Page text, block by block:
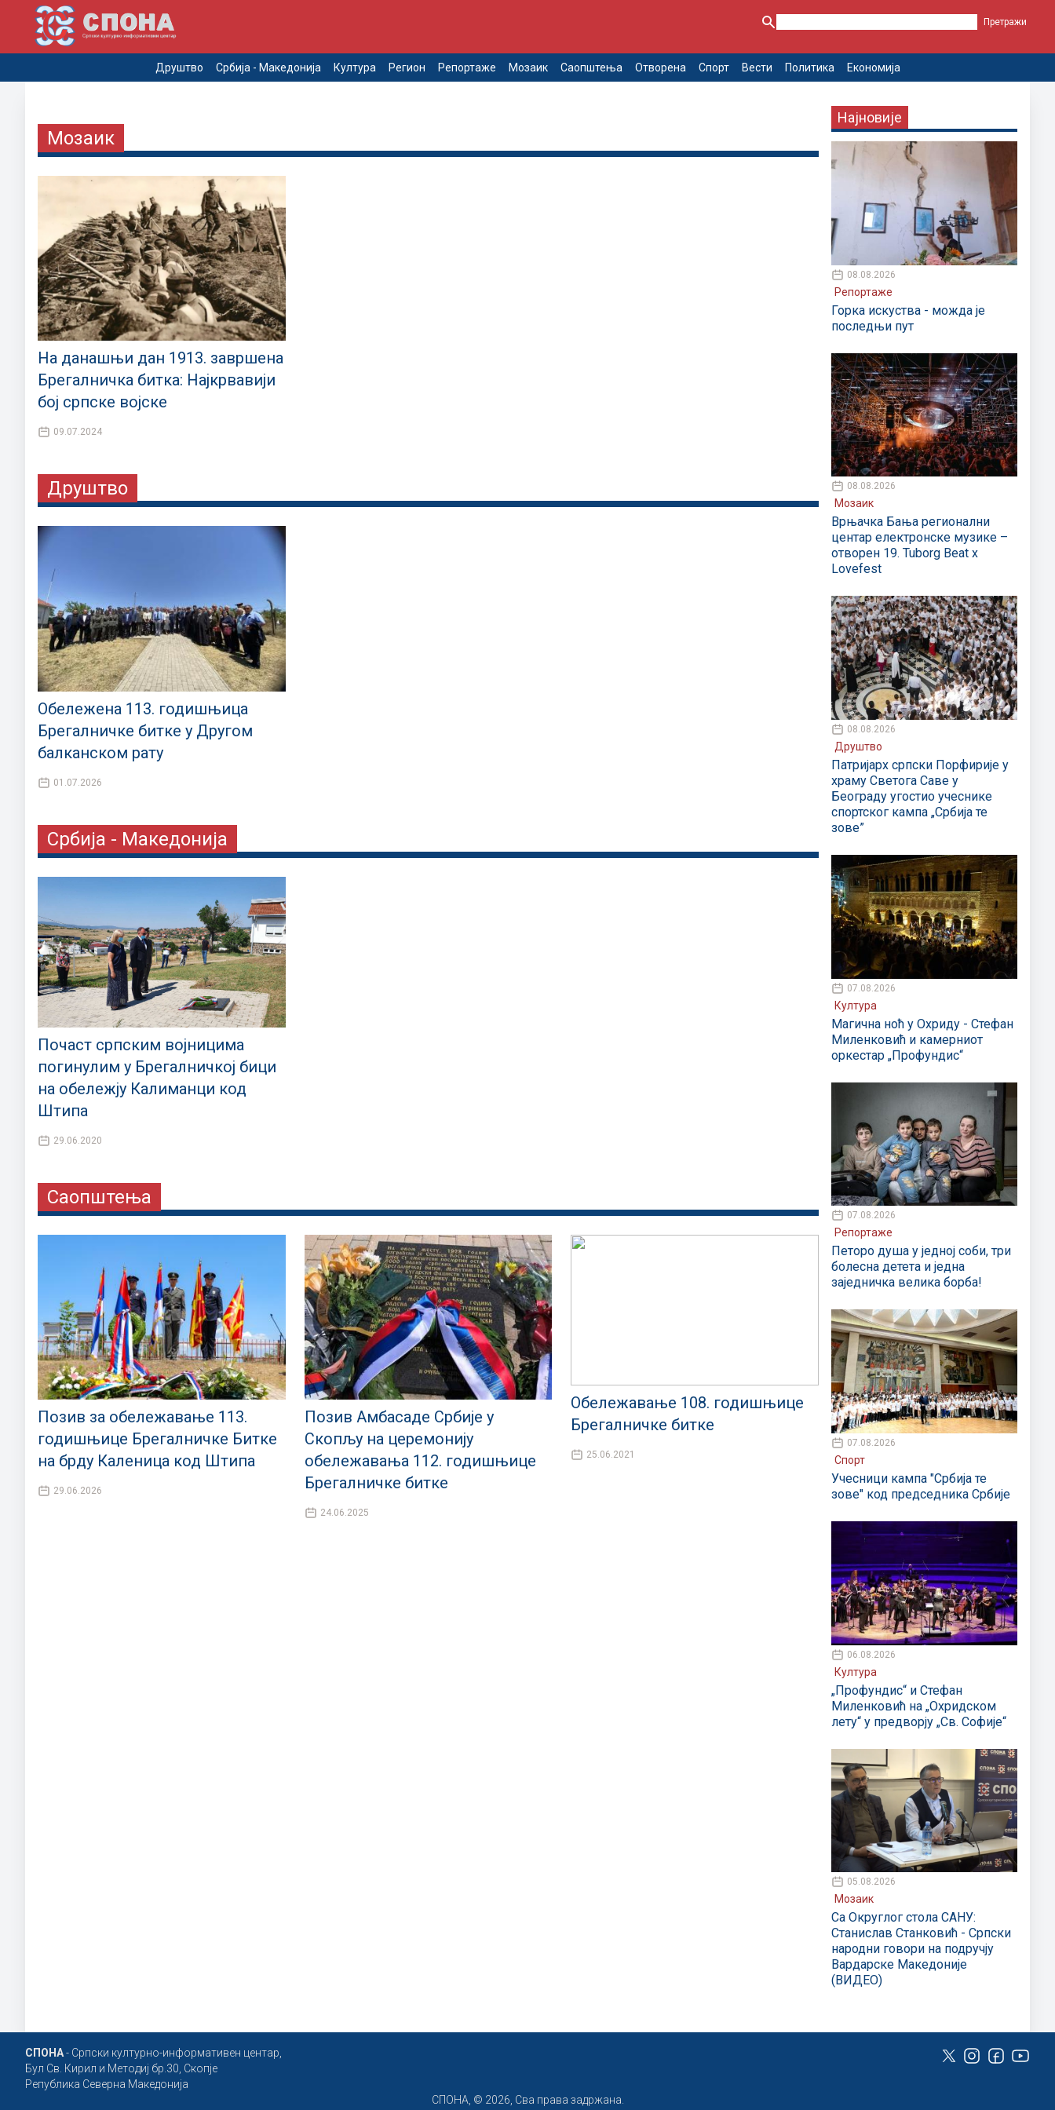
Друштво Србија - Македонија Култура Регион Репортаже Мозаик Саопштења Отворена Спорт Вести Политика Економија
Мозаик
На данашњи дан 1913. завршена
Брегалничка битка: Најкрвавији
бој српске војске
09.07.2024
Друштво
Обележена 113. годишњица
Брегалничке битке у Другом
балканском рату
01.07.2026
Србија - Македонија
Почаст српским војницима
погинулим у Брегалничкој бици
на обележју Калиманци код
Штипа
29.06.2020
Саопштења
Позив за обележавање 113.
годишњице Брегалничке Битке
на брду Каленица код Штипа
29.06.2026
Позив Амбасаде Србије у
Скопљу на церемонију
обележавања 112. годишњице
Брегалничке битке
24.06.2025
Обележавање 108. годишњице
Брегалничке битке
25.06.2021
Најновије
08.08.2026
Репортаже
Горка искуства - можда је
последњи пут
08.08.2026
Мозаик
Врњачка Бања регионални
центар електронске музике –
отворен 19. Tuborg Beat x
Lovefest
08.08.2026
Друштво
Патријарх српски Порфирије у
храму Светога Саве у
Београду угостио учеснике
спортског кампа „Србија те
зове”
07.08.2026
Култура
Магична ноћ у Охриду - Стефан
Миленковић и камерниот
оркестар „Профундис“
07.08.2026
Репортаже
Петоро душа у једној соби, три
болесна детета и једна
заједничка велика борба!
07.08.2026
Спорт
Учесници кампа "Србија те
зове" код председника Србије
06.08.2026
Култура
„Профундис“ и Стефан
Миленковић на „Охридском
лету“ у предворју „Св. Софије“
05.08.2026
Мозаик
Са Округлог стола САНУ:
Станислав Станковић - Српски
народни говори на подручју
Вардарске Македоније
(ВИДЕО)
СПОНА- Српски културно-информативен центар,
Бул Св. Кирил и Методиј бр.30, Скопје
Република Северна Македонија
СПОНА, © 2026, Сва права задржана.